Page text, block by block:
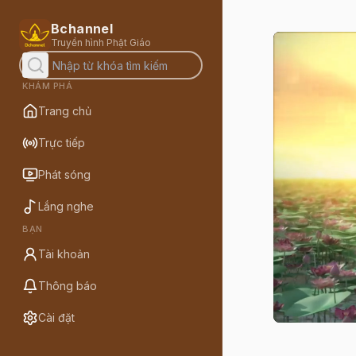
Bchannel
Truyền hình Phật Giáo
KHÁM PHÁ
Trang chủ
Trực tiếp
Phát sóng
Lắng nghe
BẠN
Tài khoản
Thông báo
Cài đặt